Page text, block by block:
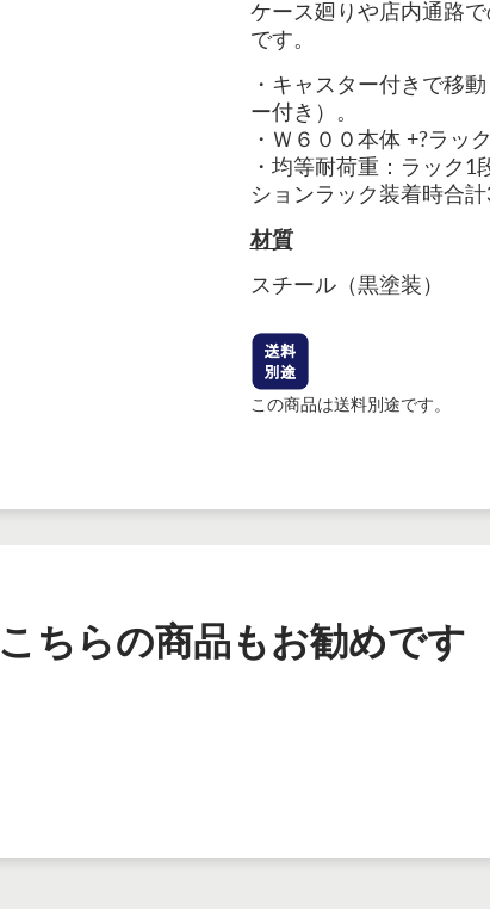
ケース廻りや店内通路
です。
・キャスター付きで移
ー付き）。
・ Ｗ６００本体 +?ラッ
・ 均等耐荷重：ラック1
ションラック装着時合計
材質
スチール（黒塗装）
この商品は送料別途です。
こちらの商品もお勧めです